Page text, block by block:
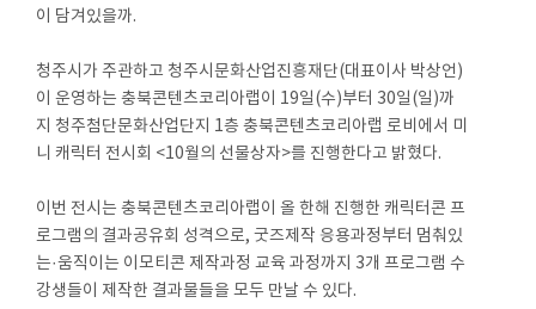
이 담겨있을까.
청주시가 주관하고 청주시문화산업진흥재단(대표이사 박상언)
이 운영하는 충북콘텐츠코리아랩이 19일(수)부터 30일(일)까
지 청주첨단문화산업단지 1층 충북콘텐츠코리아랩 로비에서 미
니 캐릭터 전시회 <10월의 선물상자>를 진행한다고 밝혔다.
이번 전시는 충북콘텐츠코리아랩이 올 한해 진행한 캐릭터콘 프
로그램의 결과공유회 성격으로, 굿즈제작 응용과정부터 멈춰있
는·움직이는 이모티콘 제작과정 교육 과정까지 3개 프로그램 수
강생들이 제작한 결과물들을 모두 만날 수 있다.